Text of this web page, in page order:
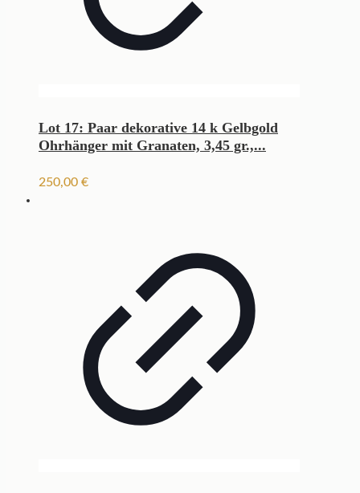
Lot 17: Paar dekorative 14 k Gelbgold
Ohrhänger mit Granaten, 3,45 gr.,...
250,00 €